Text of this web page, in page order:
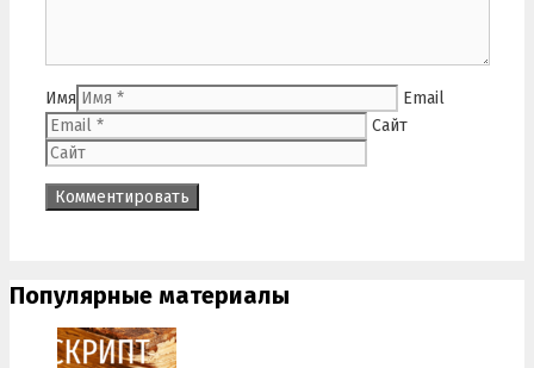
Имя
Email
Сайт
Популярные материалы